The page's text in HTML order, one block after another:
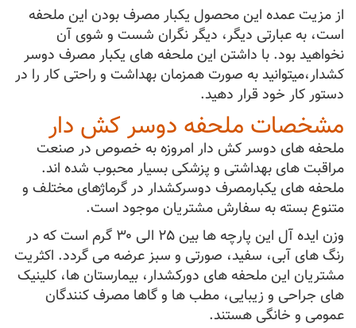
از مزیت عمده این محصول یکبار مصرف بودن این ملحفه
است، به عبارتی دیگر، دیگر نگران شست و شوی آن
نخواهید بود. با داشتن این ملحفه های یکبار مصرف دوسر
کشدار،میتوانید به صورت همزمان بهداشت و راحتی کار را در
دستور کار خود قرار دهید.
مشخصات ملحفه دوسر کش دار
ملحفه های دوسر کش دار امروزه به خصوص در صنعت
مراقبت های بهداشتی و پزشکی بسیار محبوب شده اند.
ملحفه های یکبارمصرف دوسرکشدار در گرماژهای مختلف و
متنوع بسته به سفارش مشتریان موجود است.
وزن ایده آل این پارچه ها بین ۲۵ الی ۳۰ گرم است که در
رنگ های آبی، سفید، صورتی و سبز عرضه می گردد. اکثریت
مشتریان این ملحفه های دورکشدار، بیمارستان ها، کلینیک
های جراحی و زیبایی، مطب ها و گاها مصرف کنندگان
عمومی و خانگی هستند.